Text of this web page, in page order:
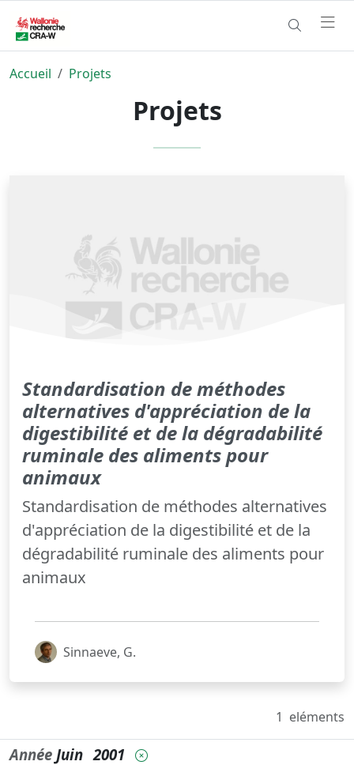
Accueil Projets
Projets
Standardisation de méthodes
alternatives d'appréciation de la
digestibilité et de la dégradabilité
ruminale des aliments pour
animaux
Standardisation de méthodes alternatives
d'appréciation de la digestibilité et de la
dégradabilité ruminale des aliments pour
animaux
Sinnaeve, G.
1 eléments
Année Juin 2001